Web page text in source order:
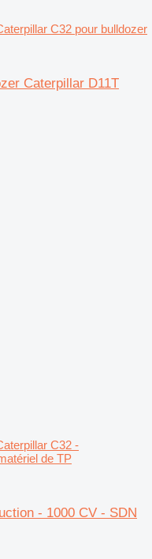
C32 pour bulldozer
Caterpillar D11T
C32 -
de TP
- 1000 CV - SDN